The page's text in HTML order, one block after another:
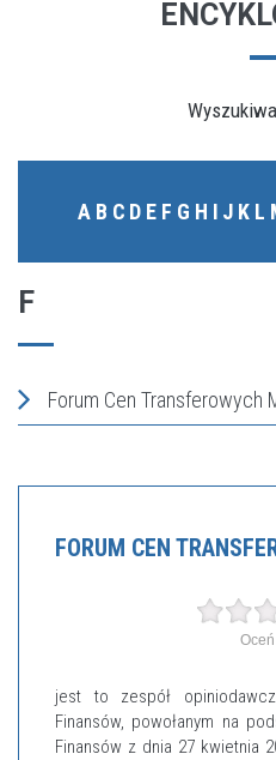
A B C D E F G H I J K L
F
Forum Cen Transferowych
FORUM CEN
jest to zespół
Finansów, powołanym na
Finansów z dnia 27 kwietnia